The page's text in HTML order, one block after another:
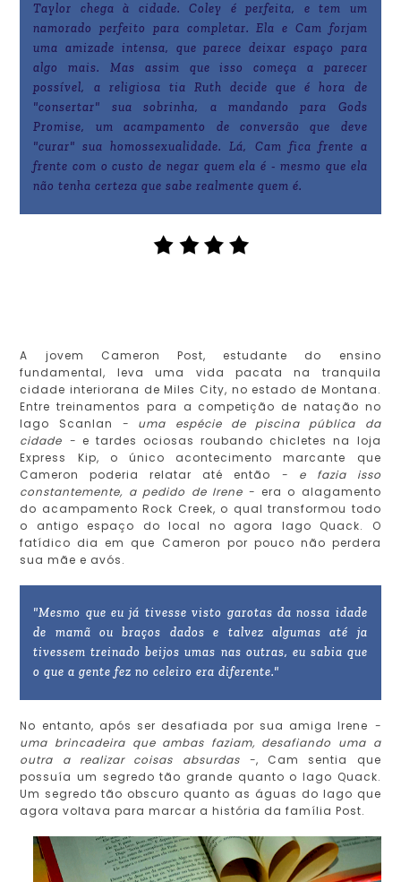
Taylor chega à cidade. Coley é perfeita, e tem um
namorado perfeito para completar. Ela e Cam forjam
uma amizade intensa, que parece deixar espaço para
algo mais. Mas assim que isso começa a parecer
possível, a religiosa tia Ruth decide que é hora de
"consertar" sua sobrinha, a mandando para Gods
Promise, um acampamento de conversão que deve
"curar" sua homossexualidade. Lá, Cam fica frente a
frente com o custo de negar quem ela é - mesmo que ela
não tenha certeza que sabe realmente quem é.
A jovem Cameron Post, estudante do ensino
fundamental, leva uma vida pacata na tranquila
cidade interiorana de Miles City, no estado de Montana.
Entre treinamentos para a competição de natação no
lago Scanlan - uma espécie de piscina pública da
cidade - e tardes ociosas roubando chicletes na loja
Express Kip, o único acontecimento marcante que
Cameron poderia relatar até então - e fazia isso
constantemente, a pedido de Irene - era o alagamento
do acampamento Rock Creek, o qual transformou todo
o antigo espaço do local no agora lago Quack. O
fatídico dia em que Cameron por pouco não perdera
sua mãe e avós.
"Mesmo que eu já tivesse visto garotas da nossa idade
de mamã ou braços dados e talvez algumas até ja
tivessem treinado beijos umas nas outras, eu sabia que
o que a gente fez no celeiro era diferente."
No entanto, após ser desafiada por sua amiga Irene -
uma brincadeira que ambas faziam, desafiando uma a
outra a realizar coisas absurdas -, Cam sentia que
possuía um segredo tão grande quanto o lago Quack.
Um segredo tão obscuro quanto as águas do lago que
agora voltava para marcar a história da família Post.